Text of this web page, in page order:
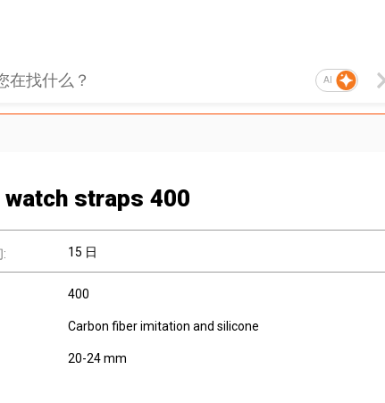
AI
straps 400
15 日
400
Carbon fiber imitation and silicone
20-24 mm